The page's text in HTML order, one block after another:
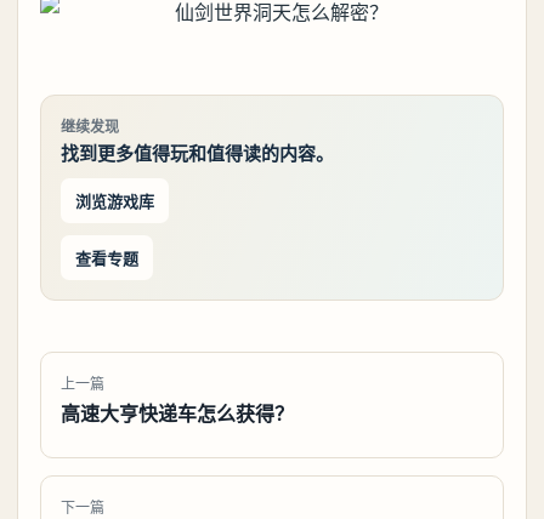
继续发现
找到更多值得玩和值得读的内容。
浏览游戏库
查看专题
上一篇
高速大亨快递车怎么获得？
下一篇